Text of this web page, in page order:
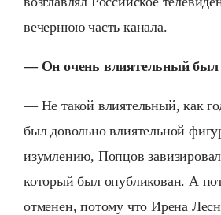
вечернюю часть канала.
— Он очень влиятельный был
— Не такой влиятельный, как
был довольно влиятельной
изумлению, Попцов
который был опубликован. А
отменен, потому что Ирена